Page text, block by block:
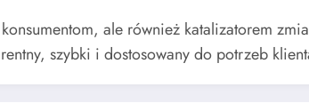
ale również katalizatorem
szybki i dostosowany do potrzeb